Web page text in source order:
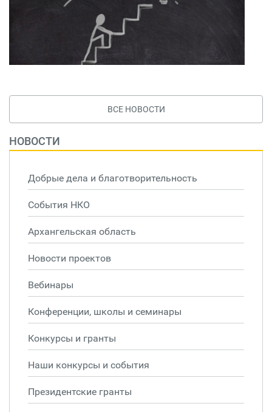
ВСЕ НОВОСТИ
НОВОСТИ
Добрые дела и благотворительность
События НКО
Архангельская область
Новости проектов
Вебинары
Конференции, школы и семинары
Конкурсы и гранты
Наши конкурсы и события
Президентские гранты